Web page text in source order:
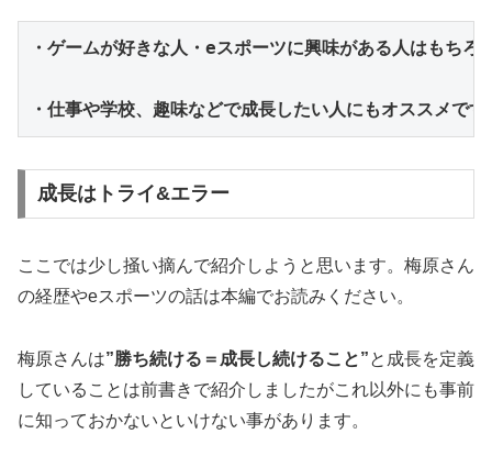
・ゲームが好きな人・eスポーツに興味がある人はもちろ
・仕事や学校、趣味などで成長したい人にもオススメです
成長はトライ&エラー
ここでは少し掻い摘んで紹介しようと思います。梅原さん
の経歴やeスポーツの話は本編でお読みください。
梅原さんは”勝ち続ける＝成長し続けること”と成長を定義
していることは前書きで紹介しましたがこれ以外にも事前
に知っておかないといけない事があります。